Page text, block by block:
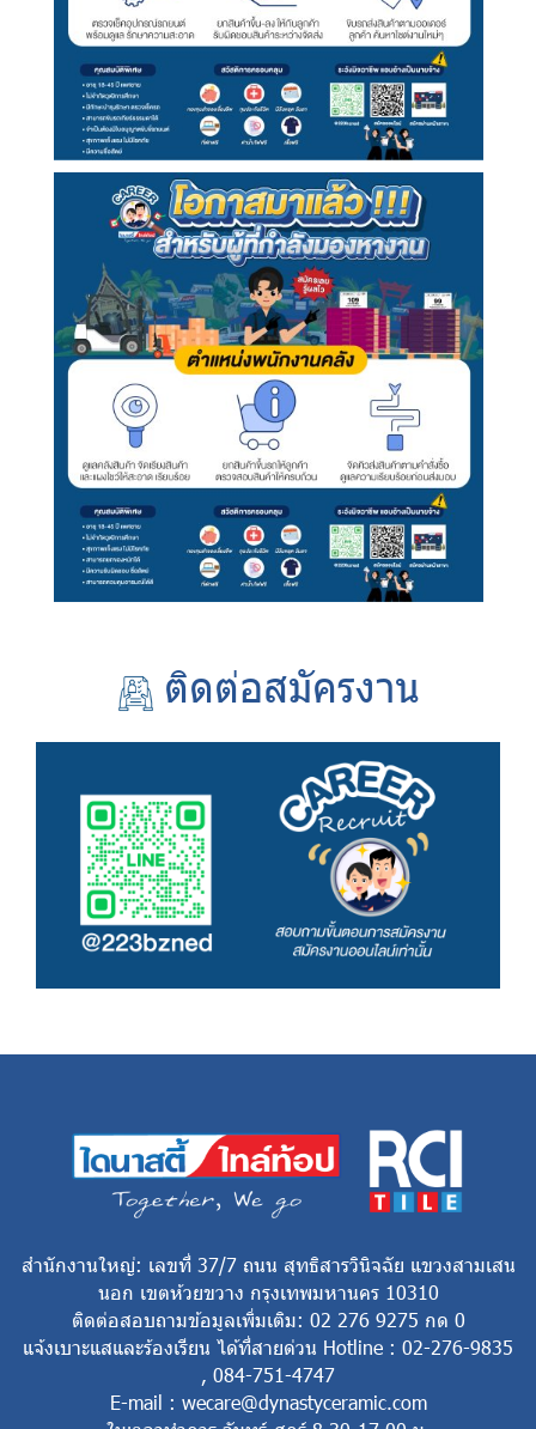
ติดต่อสมัครงาน
สำนักงานใหญ่: เลขที่ 37/7 ถนน สุทธิสารวินิจฉัย แขวงสามเสน
นอก เขตห้วยขวาง กรุงเทพมหานคร 10310
ติดต่อสอบถามข้อมูลเพิ่มเติม: 02 276 9275 กด 0
แจ้งเบาะแสและร้องเรียน ได้ที่สายด่วน Hotline : 02-276-9835
, 084-751-4747
E-mail : wecare@dynastyceramic.com